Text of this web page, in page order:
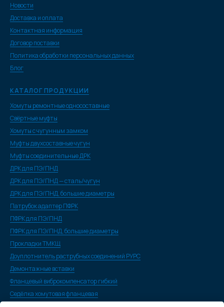
Новости
Доставка и оплата
Контактная информация
Договор поставки
Политика обработки персональных данных
Блог
КАТАЛОГ ПРОДУКЦИИ
Хомуты ремонтные односоставные
Свёртные муфты
Хомуты с чугунным замком
Муфты двухсоставные чугун
Муфты соединительные ДРК
ДРК для ПЭ/ПНД
ДРК для ПЭ/ПНД — сталь/чугун
ДРК для ПЭ/ПНД, большие диаметры
Патрубок адаптер ПФРК
ПФРК для ПЭ/ПНД
ПФРК для ПЭ/ПНД, большие диаметры
Прокладки ТМКЩ
Доуплотнитель раструбных соединений РУРС
Демонтажные вставки
Фланцевый виброкомпенсатор гибкий
Седёлка хомутовая фланцевая